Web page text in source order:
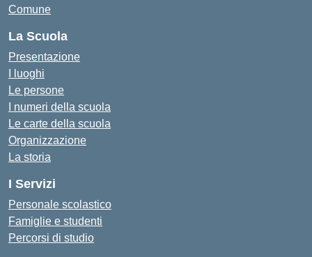
Comune
La Scuola
Presentazione
I luoghi
Le persone
I numeri della scuola
Le carte della scuola
Organizzazione
La storia
I Servizi
Personale scolastico
Famiglie e studenti
Percorsi di studio